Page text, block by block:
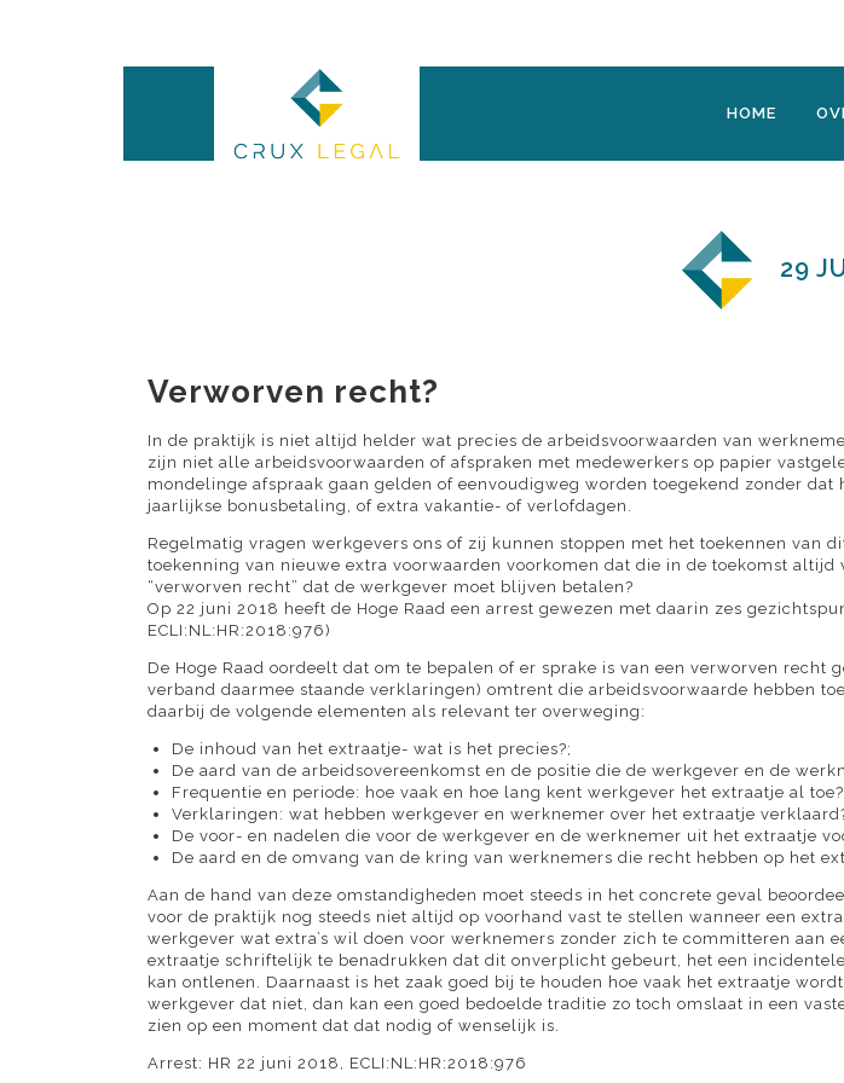
HOME
29
Verworven recht?
In de praktijk is niet altijd helder wat precies de arbeidsvoorwaarden van
zijn niet alle arbeidsvoorwaarden of afspraken met medewerkers op papier
mondelinge afspraak gaan gelden of eenvoudigweg worden toegekend zonder
jaarlijkse bonusbetaling, of extra vakantie- of verlofdagen.
Regelmatig vragen werkgevers ons of zij kunnen stoppen met het toekennen van
toekenning van nieuwe extra voorwaarden voorkomen dat die in de toekomst
“verworven recht” dat de werkgever moet blijven betalen?
Op 22 juni 2018 heeft de Hoge Raad een arrest gewezen met daarin zes
ECLI:NL:HR:2018:976)
De Hoge Raad oordeelt dat om te bepalen of er sprake is van een verworven
verband daarmee staande verklaringen) omtrent die arbeidsvoorwaarde hebben
daarbij de volgende elementen als relevant ter overweging:
De inhoud van het extraatje- wat is het precies?;
De aard van de arbeidsovereenkomst en de positie die de werkgever en de
Frequentie en periode: hoe vaak en hoe lang kent werkgever het extraatje al
Verklaringen: wat hebben werkgever en werknemer over het extraatje
De voor- en nadelen die voor de werkgever en de werknemer uit het extraatje
De aard en de omvang van de kring van werknemers die recht hebben op het
Aan de hand van deze omstandigheden moet steeds in het concrete geval
voor de praktijk nog steeds niet altijd op voorhand vast te stellen wanneer een
werkgever wat extra’s wil doen voor werknemers zonder zich te committeren aan
extraatje schriftelijk te benadrukken dat dit onverplicht gebeurt, het een
kan ontlenen. Daarnaast is het zaak goed bij te houden hoe vaak het extraatje
werkgever dat niet, dan kan een goed bedoelde traditie zo toch omslaat in een
zien op een moment dat dat nodig of wenselijk is.
Arrest: HR 22 juni 2018, ECLI:NL:HR:2018:976